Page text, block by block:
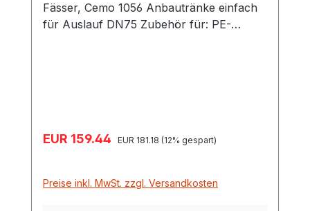
Fässer, Cemo 1056 Anbautränke einfach
für Auslauf DN75 Zubehör für: PE-
CH8445. Gleich mitbestellen.
Verkaufspreis:
EUR 159.44 Regulärer Preis:
EUR 181.18 (12% gespart)
Preise inkl. MwSt. zzgl. Versandkosten